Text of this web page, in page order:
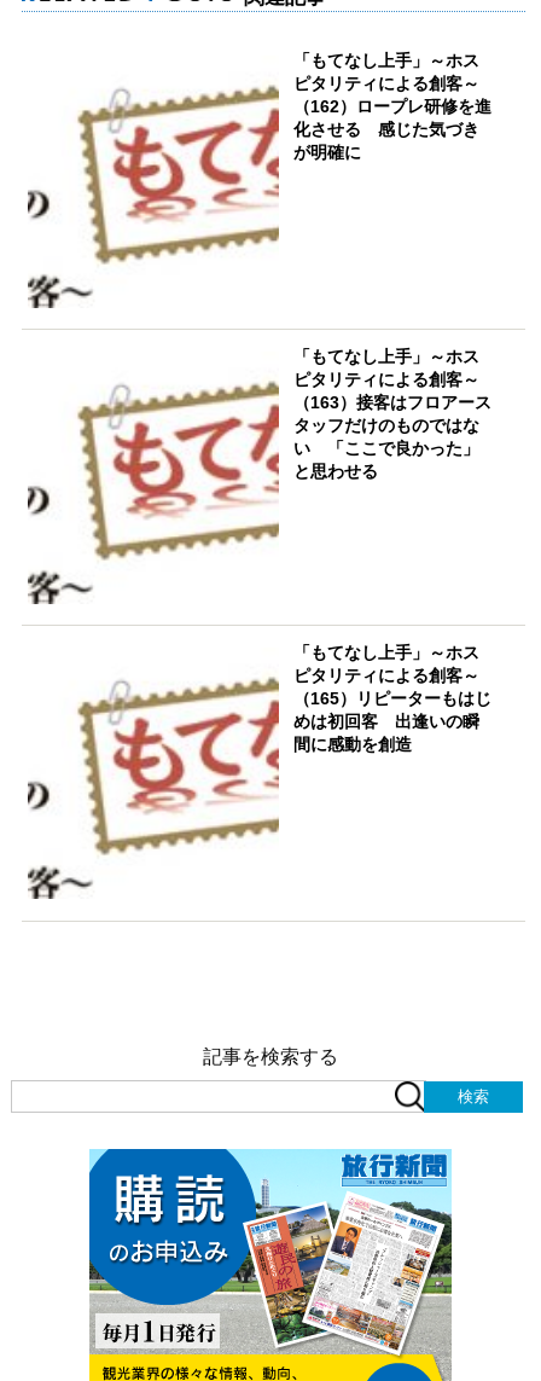
「もてなし上手」～ホス
ピタリティによる創客～
（162）ロープレ研修を進
化させる 感じた気づき
が明確に
「もてなし上手」～ホス
ピタリティによる創客～
（163）接客はフロアース
タッフだけのものではな
い 「ここで良かった」
と思わせる
「もてなし上手」～ホス
ピタリティによる創客～
（165）リピーターもはじ
めは初回客 出逢いの瞬
間に感動を創造
記事を検索する